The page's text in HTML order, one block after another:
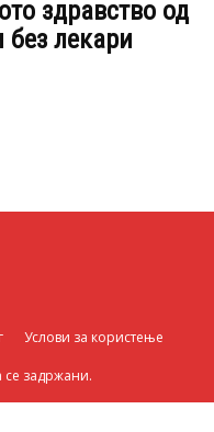
здравство од
без лекари
Услови за користење
се задржани.